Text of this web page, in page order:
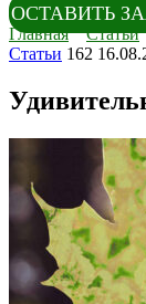
ОСТАВИТЬ
Главная
Статьи
Статьи 162